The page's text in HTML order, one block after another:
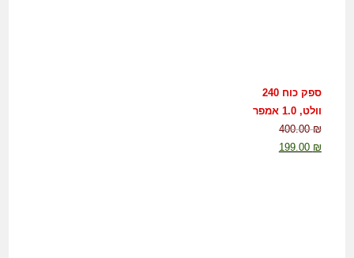
ספק כוח 240
וולט, 1.0 אמפר
400.00₪
199.00 ₪